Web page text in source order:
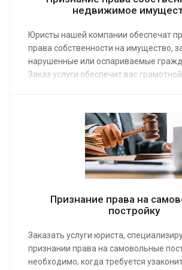
недвижимое
Юристы нашей компании обеспечат
права собственности на имущество,
нарушенные или оспариваемые
Заказ услуги обеспечит вас
Признание права на
постройку
Заказать услуги юриста,
признании права на самовольные
необходимо, когда требуется